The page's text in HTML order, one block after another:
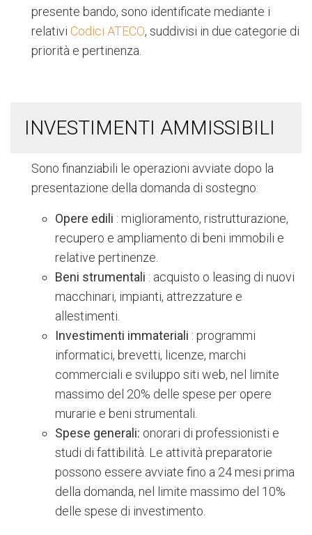
presente bando, sono identificate mediante i
relativi Codici ATECO, suddivisi in due categorie di
priorità e pertinenza.
INVESTIMENTI AMMISSIBILI
Sono finanziabili le operazioni avviate dopo la
presentazione della domanda di sostegno:
Opere edili : miglioramento, ristrutturazione,
recupero e ampliamento di beni immobili e
relative pertinenze.
Beni strumentali : acquisto o leasing di nuovi
macchinari, impianti, attrezzature e
allestimenti.
Investimenti immateriali : programmi
informatici, brevetti, licenze, marchi
commerciali e sviluppo siti web, nel limite
massimo del 20% delle spese per opere
murarie e beni strumentali.
Spese generali: onorari di professionisti e
studi di fattibilità. Le attività preparatorie
possono essere avviate fino a 24 mesi prima
della domanda, nel limite massimo del 10%
delle spese di investimento.